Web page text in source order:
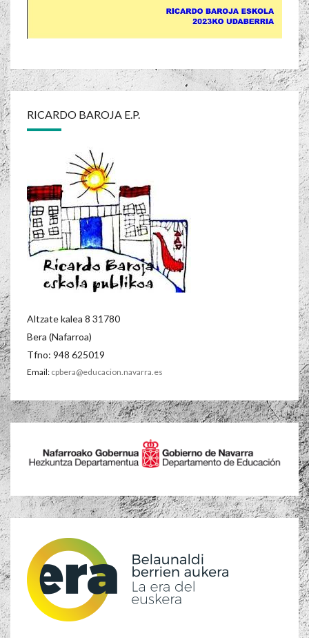
RICARDO BAROJA E.P.
Altzate kalea 8 31780
Bera (Nafarroa)
Tfno: 948 625019
Email: cpbera@educacion.navarra.es